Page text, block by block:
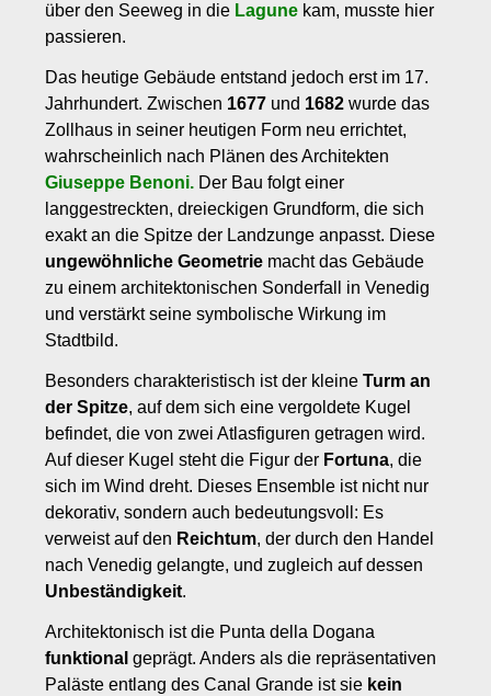
über den Seeweg in die Lagune kam, musste hier
passieren.
Das heutige Gebäude entstand jedoch erst im 17.
Jahrhundert. Zwischen 1677 und 1682 wurde das
Zollhaus in seiner heutigen Form neu errichtet,
wahrscheinlich nach Plänen des Architekten
Giuseppe Benoni. Der Bau folgt einer
langgestreckten, dreieckigen Grundform, die sich
exakt an die Spitze der Landzunge anpasst. Diese
ungewöhnliche Geometrie macht das Gebäude
zu einem architektonischen Sonderfall in Venedig
und verstärkt seine symbolische Wirkung im
Stadtbild.
Besonders charakteristisch ist der kleine Turm an
der Spitze, auf dem sich eine vergoldete Kugel
befindet, die von zwei Atlasfiguren getragen wird.
Auf dieser Kugel steht die Figur der Fortuna, die
sich im Wind dreht. Dieses Ensemble ist nicht nur
dekorativ, sondern auch bedeutungsvoll: Es
verweist auf den Reichtum, der durch den Handel
nach Venedig gelangte, und zugleich auf dessen
Unbeständigkeit.
Architektonisch ist die Punta della Dogana
funktional geprägt. Anders als die repräsentativen
Paläste entlang des Canal Grande ist sie kein